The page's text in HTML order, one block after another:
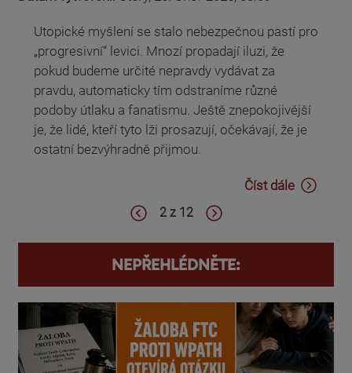
Utopické myšlení se stalo nebezpečnou pastí pro
„progresivní“ levici. Mnozí propadají iluzi, že
pokud budeme určité nepravdy vydávat za
pravdu, automaticky tím odstraníme různé
podoby útlaku a fanatismu. Ještě znepokojivější
je, že lidé, kteří tyto lži prosazují, očekávají, že je
ostatní bezvýhradně přijmou.
Číst dále
2 z 12
NEPŘEHLÉDNĚTE: